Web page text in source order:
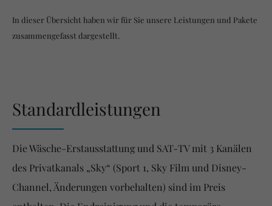
In dieser Übersicht haben wir für Sie unsere Leistungen und Pakete
zusammengefasst dargestellt.
Standardleistungen
Die Wäsche-Erstausstattung und SAT-TV mit 3 Kanälen
des Privatkanals „Sky“ (Sport 1, Sky Film und Disney-
Channel, Änderungen vorbehalten) sind im Preis